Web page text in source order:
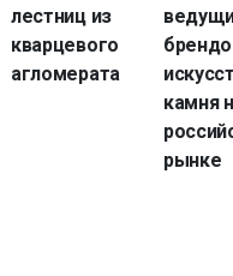
лестниц из
кварцевого
агломерата
камня
рынке